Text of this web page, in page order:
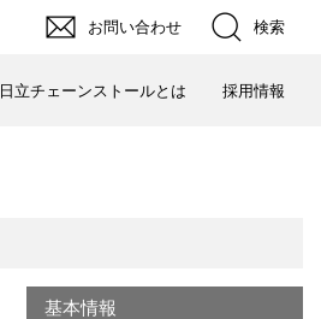
お問い合わせ 検索
日立チェーンストールとは 採用情報
基本情報